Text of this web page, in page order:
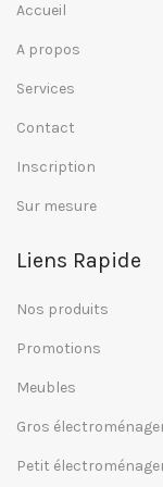
Accueil
A propos
Services
Contact
Inscription
Sur mesure
Liens Rapide
Nos produits
Promotions
Meubles
Gros
Petit